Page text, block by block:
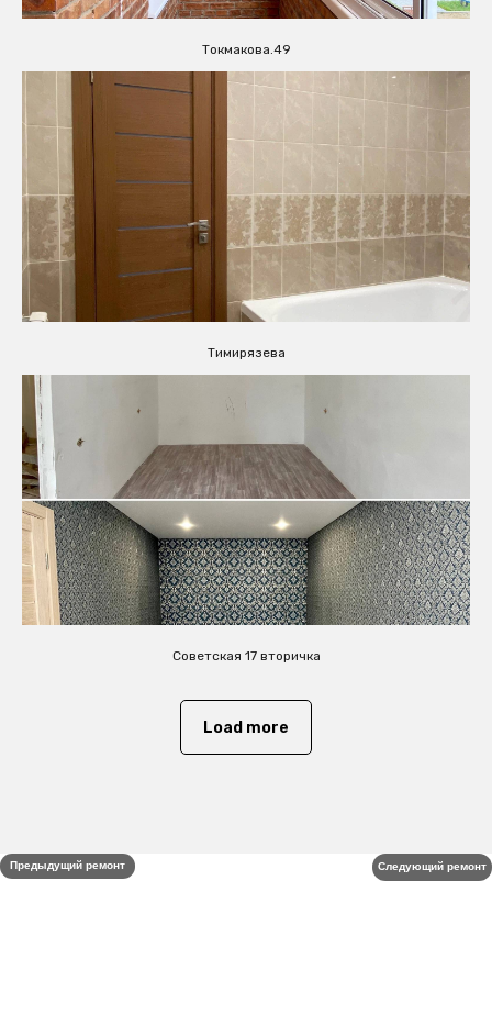
Токмакова.49
Тимирязева
Советская 17 вторичка
Load more
Предыдущий ремонт Следующий ремонт